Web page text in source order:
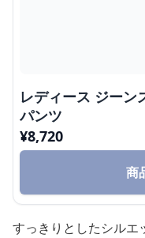
レディース ジーン
パンツ
¥8,720
商
すっきりとしたシルエ